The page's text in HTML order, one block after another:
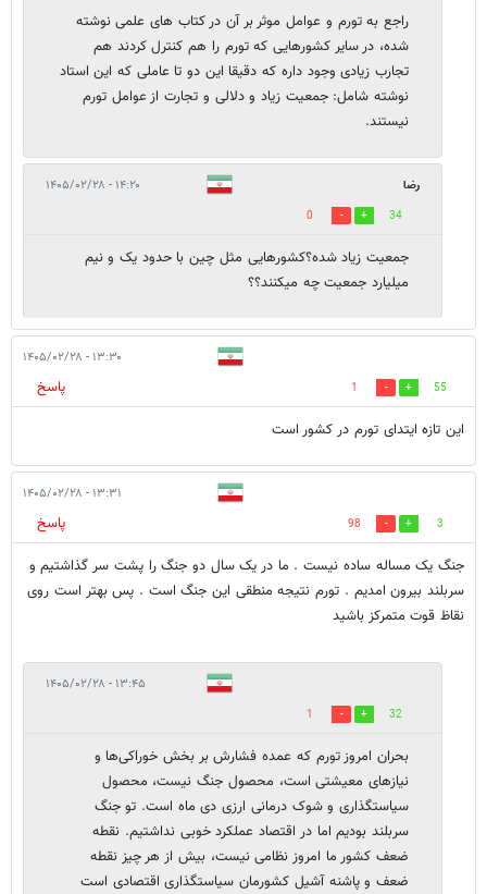
راجع به تورم و عوامل موثر بر آن در کتاب های علمی نوشته
شده، در سایر کشورهایی که تورم را هم کنترل کردند هم
تجارب زیادی وجود داره که دقیقا این دو تا عاملی که این استاد
نوشته شامل: جمعیت زیاد و دلالی و تجارت از عوامل تورم
نیستند.
رضا ۱۴:۲۰ - ۱۴۰۵/۰۲/۲۸
34
0
جمعیت زیاد شده؟کشورهایی مثل چین با حدود یک و نیم
میلیارد جمعیت چه میکنند؟؟
۱۳:۳۰ - ۱۴۰۵/۰۲/۲۸
55
1
پاسخ
این تازه ایتدای تورم در کشور است
۱۳:۳۱ - ۱۴۰۵/۰۲/۲۸
3
98
پاسخ
جنگ یک مساله ساده نیست . ما در یک سال دو جنگ را پشت سر گذاشتیم و
سربلند بیرون امدیم . تورم نتیجه منطقی این جنگ است . پس بهتر است روی
نقاظ قوت متمرکز باشید
۱۳:۴۵ - ۱۴۰۵/۰۲/۲۸
32
1
بحران امروز تورم که عمده فشارش بر بخش خوراکی‌ها و
نیازهای معیشتی است، محصول جنگ نیست، محصول
سیاستگذاری و شوک درمانی ارزی دی ماه است. تو جنگ
سربلند بودیم اما در اقتصاد عملکرد خوبی نداشتیم. نقطه
ضعف کشور ما امروز نظامی نیست، بیش از هر چیز نقطه
ضعف و پاشنه آشیل کشورمان سیاستگذاری اقتصادی است